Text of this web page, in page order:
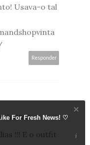
Usava-o tal
Responder
às 01:06
!!! E o outfit
For Fresh News! ♡